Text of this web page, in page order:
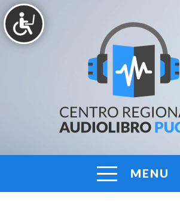
Vai
al
contenuto
PUGLIA
Centro
Puglia
MENU